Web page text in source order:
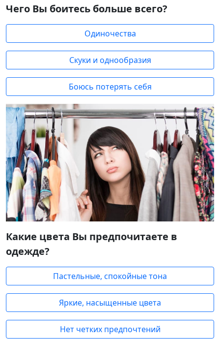
Чего Вы боитесь больше всего?
Одиночества
Скуки и однообразия
Боюсь потерять себя
Какие цвета Вы предпочитаете в
одежде?
Пастельные, спокойные тона
Яркие, насыщенные цвета
Нет четких предпочтений